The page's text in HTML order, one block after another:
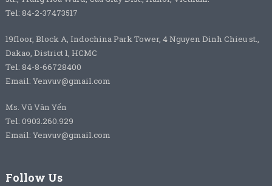
Tel: 84-2-37473517
19floor, Block A, Indochina Park Tower, 4 Nguyen Dinh Chieu st.,
Dakao, District 1, HCMC
Tel: 84-8-66728400
Email: Yenvuv@gmail.com
Ms. Vũ Vân Yến
Tel: 0903.260.929
Email: Yenvuv@gmail.com
Follow Us